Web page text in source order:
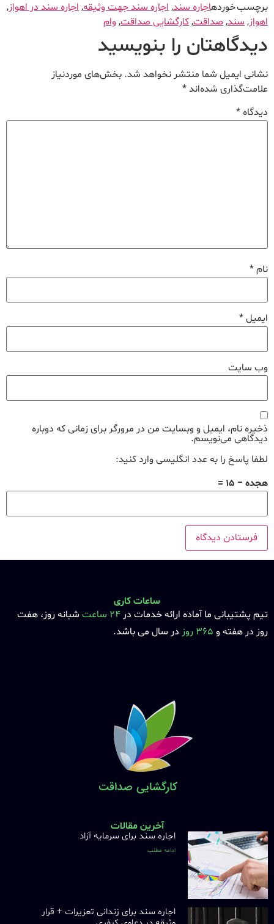
برچسب خوردهاجاره سند,اجاره سند جهت وثیقه,اجاره سند در اهواز,
اهواز,سند,صداقت,کارگشایی صداقت, وام
دیدگاهتان را بنویسید
نشانی ایمیل شما منتشر نخواهد شد. بخش‌های موردنیاز
علامت‌گذاری شده‌اند*
دیدگاه*
نام*
ایمیل*
وب‌ سایت
ذخیره نام، ایمیل و وبسایت من در مرورگر برای زمانی که دوباره
دیدگاهی می‌نویسم.
لطفا پاسخ را به عدد انگلیسی وارد کنید:
هجده − 15 =
ساعات کاری
تیم پشتیبانی ما آماده ارائه خدمات در 24 ساعت
شبانه روز، هفت
روز در هفته و 365 روز در سال می باشد.
آخرین مقالات
اجاره سند برای سرمایه آزاد
ادامه مطلب
اجاره سند برای زندانی تعزیرات + قرار